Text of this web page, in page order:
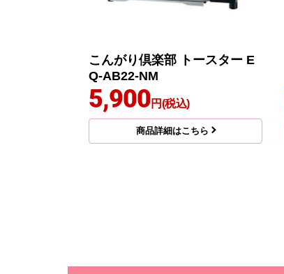
こんがり倶楽部 トースター E
Q-AB22-NM
5,900円(税込)
商品詳細はこちら